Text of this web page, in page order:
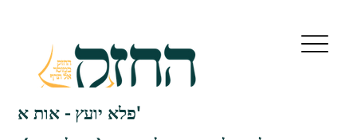
פלא יועץ - אות א'